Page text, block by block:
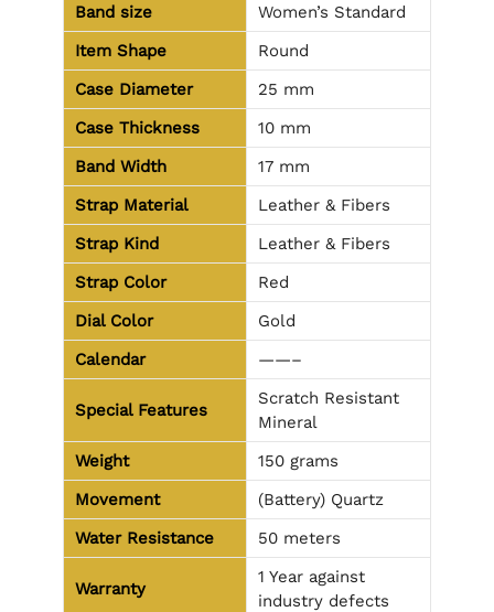
Band size
Women’s Standard
Item Shape
Round
Case Diameter
25 mm
Case Thickness
10 mm
Band Width
17 mm
Strap Material
Leather & Fibers
Strap Kind
Leather & Fibers
Strap Color
Red
Dial Color
Gold
Calendar
——–
Special Features
Scratch Resistant
Mineral
Weight
150 grams
Movement
(Battery) Quartz
Water Resistance
50 meters
Warranty
1 Year against
industry defects